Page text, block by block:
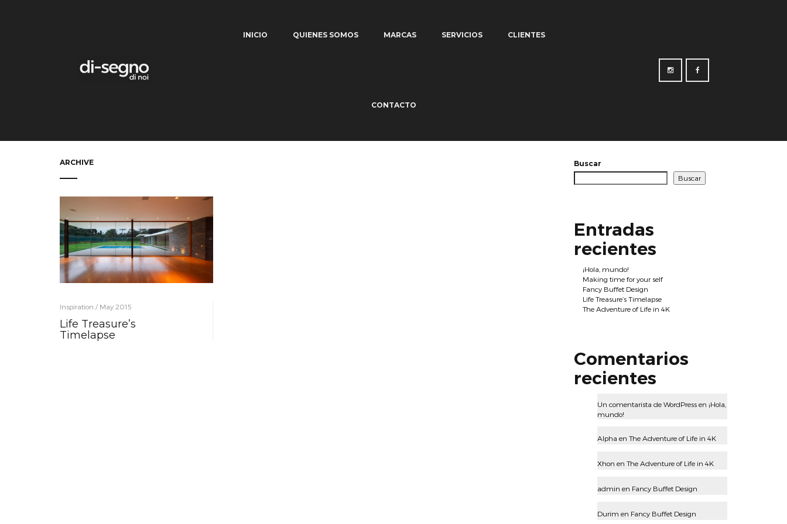
INICIO QUIENES SOMOS MARCAS SERVICIOS CLIENTES
CONTACTO
ARCHIVE
Inspiration / May 2015
Life Treasure’s
Timelapse
Buscar
Buscar
Entradas
recientes
¡Hola, mundo!
Making time for your self
Fancy Buffet Design
Life Treasure’s Timelapse
The Adventure of Life in 4K
Comentarios
recientes
Un comentarista de WordPressen ¡Hola,
mundo!
Alpha en The Adventure of Life in 4K
Xhon en The Adventure of Life in 4K
admin en Fancy Buffet Design
Durim en Fancy Buffet Design